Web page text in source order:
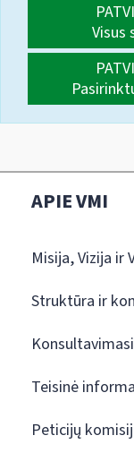
Visus
APIE VMI
Misija, Vizija ir
Struktūra ir
Teisinė
Peticijų